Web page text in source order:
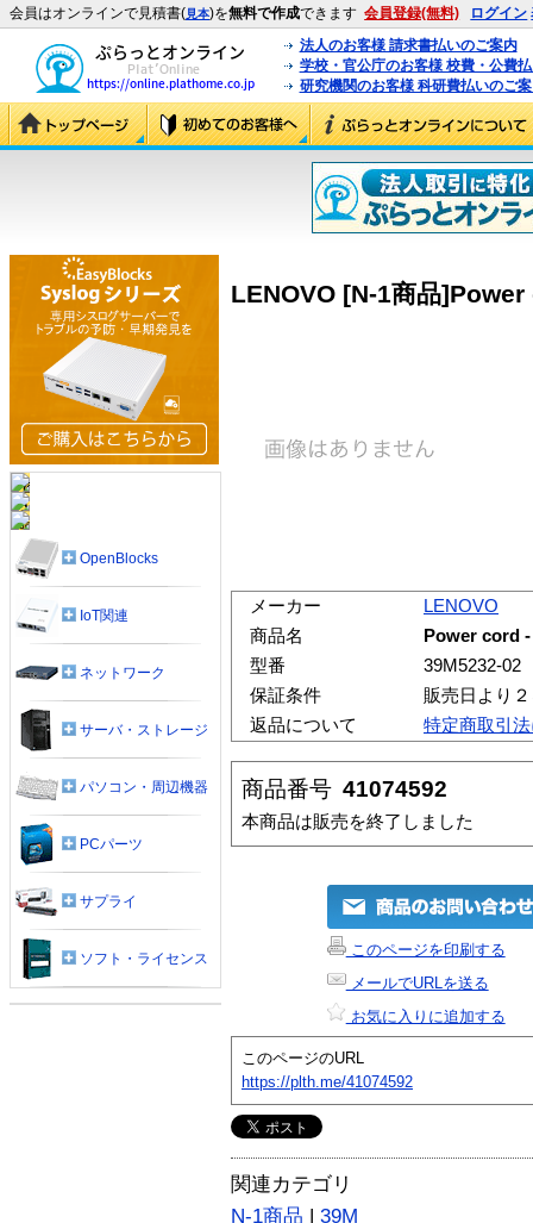
会員はオンラインで見積書(見本)を無料で作成できます 会員登録(無料) ログイン
法人のお客様 請求書払いのご案内
学校・官公庁のお客様 校費・公費
研究機関のお客様 科研費払いのご
LENOVO [N-1商品
メーカー
LENOVO
商品名
Power cord
型番
39M5232-02
保証条件
販売日より
返品について
特定商取引
商品番号 41074592
本商品は販売を終了しました
このページを印刷する
メールでURLを送る
お気に入りに追加する
このページのURL
https://plth.me/41074592
関連カテゴリ
N-1商品 | 39M
OpenBlocks
IoT関連
ネットワーク
サーバ・ストレージ
パソコン・周辺機器
PCパーツ
サプライ
ソフト・ライセンス